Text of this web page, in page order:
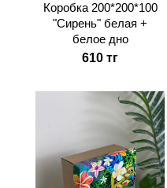
Коробка 200*200*100
"Сирень" белая +
белое дно
610 тг